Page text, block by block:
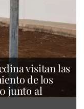
visitan las
de los
junto al